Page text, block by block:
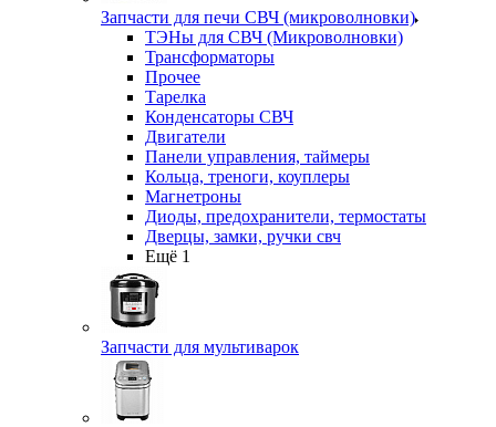
Запчасти для печи СВЧ (микроволновки)
ТЭНы для СВЧ (Микроволновки)
Трансформаторы
Прочее
Тарелка
Конденсаторы СВЧ
Двигатели
Панели управления, таймеры
Кольца, треноги, коуплеры
Магнетроны
Диоды, предохранители, термостаты
Дверцы, замки, ручки свч
Ещё 1
Запчасти для мультиварок